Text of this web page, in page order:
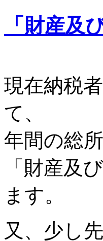
「財産
現在納税
て、
年間の総
「財産及
ます。
又、少し